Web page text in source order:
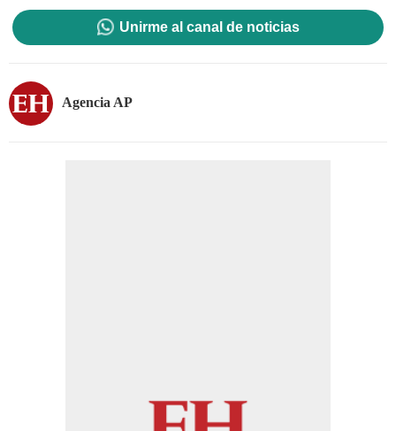
Unirme al canal de noticias
Agencia AP